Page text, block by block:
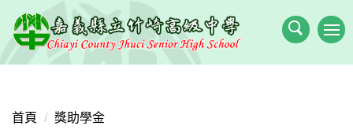
到
主
要
區
首頁 獎助學金